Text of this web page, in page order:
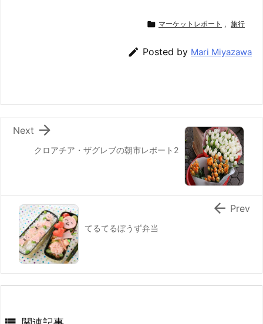
o
k
a
ai
l
 マーケットレポート , 旅行
 Posted by Mari Miyazawa
クロアチア・ザグレブの朝市レポート2

Next
てるてるぼうず弁当
 Prev